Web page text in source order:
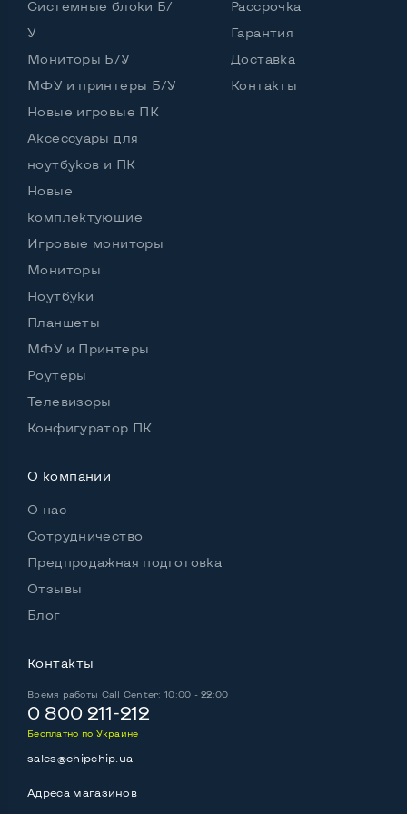
Интерфейс подключения Display portДа
Да, 2 шт.
Остальные возможности:
Блок питания
Регулировка положения дисплея
Вверх вниз, поворот влево вправо, наклон,
Встроенные динамики
ЦветЧерный
Комплектация: Монитор, кабель питания
Системные блоки Б/
У
Мониторы Б/У
МФУ и принтеры Б/У
Новые игровые ПК
Аксессуары для
ноутбуков и ПК
Новые
комплектующие
Игровые мониторы
Мониторы
Ноутбуки
Планшеты
МФУ и Принтеры
Роутеры
Телевизоры
Конфигуратор ПК
Рассрочка
Гарантия
Доставка
Контакты
О компании
О нас
Сотрудничество
Предпродажная подготовка
Отзывы
Блог
Контакты
Время работы Call Center: 10:00 - 22:00
0 800 211-212
Бесплатно по Украине
sales@chipchip.ua
Адреса магазинов